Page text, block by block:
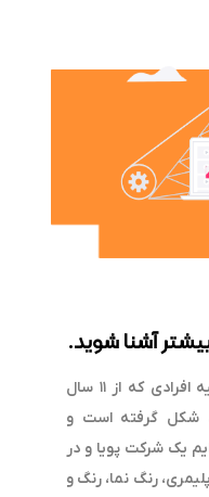
آشنا شوید.
نانو اکریلیک به خاطر تلاش و پشتار کلیه افرادی که از ۱۱ سال
گرفته است و
شرکت پویا و در
رنگ نما، رنگ و